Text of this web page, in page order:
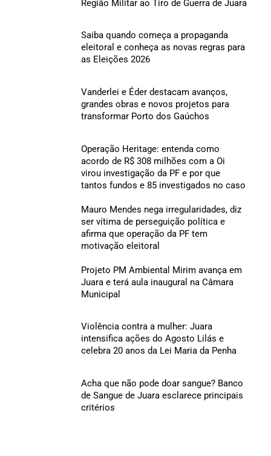
Região Militar ao Tiro de Guerra de Juara
Saiba quando começa a propaganda
eleitoral e conheça as novas regras para
as Eleições 2026
Vanderlei e Éder destacam avanços,
grandes obras e novos projetos para
transformar Porto dos Gaúchos
Operação Heritage: entenda como
acordo de R$ 308 milhões com a Oi
virou investigação da PF e por que
tantos fundos e 85 investigados no caso
Mauro Mendes nega irregularidades, diz
ser vítima de perseguição política e
afirma que operação da PF tem
motivação eleitoral
Projeto PM Ambiental Mirim avança em
Juara e terá aula inaugural na Câmara
Municipal
Violência contra a mulher: Juara
intensifica ações do Agosto Lilás e
celebra 20 anos da Lei Maria da Penha
Acha que não pode doar sangue? Banco
de Sangue de Juara esclarece principais
critérios